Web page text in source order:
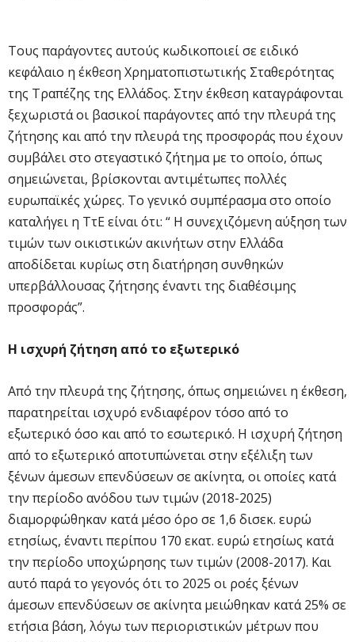
Τους παράγοντες αυτούς κωδικοποιεί σε ειδικό
κεφάλαιο η έκθεση Χρηματοπιστωτικής Σταθερότητας
της Τραπέζης της Ελλάδος. Στην έκθεση καταγράφονται
ξεχωριστά οι βασικοί παράγοντες από την πλευρά της
ζήτησης και από την πλευρά της προσφοράς που έχουν
συμβάλει στο στεγαστικό ζήτημα με το οποίο, όπως
σημειώνεται, βρίσκονται αντιμέτωπες πολλές
ευρωπαϊκές χώρες. Το γενικό συμπέρασμα στο οποίο
καταλήγει η ΤτΕ είναι ότι: “ Η συνεχιζόμενη αύξηση των
τιμών των οικιστικών ακινήτων στην Ελλάδα
αποδίδεται κυρίως στη διατήρηση συνθηκών
υπερβάλλουσας ζήτησης έναντι της διαθέσιμης
προσφοράς”.
Η ισχυρή ζήτηση από το εξωτερικό
Από την πλευρά της ζήτησης, όπως σημειώνει η έκθεση,
παρατηρείται ισχυρό ενδιαφέρον τόσο από το
εξωτερικό όσο και από το εσωτερικό. Η ισχυρή ζήτηση
από το εξωτερικό αποτυπώνεται στην εξέλιξη των
ξένων άμεσων επενδύσεων σε ακίνητα, οι οποίες κατά
την περίοδο ανόδου των τιμών (2018-2025)
διαμορφώθηκαν κατά μέσο όρο σε 1,6 δισεκ. ευρώ
ετησίως, έναντι περίπου 170 εκατ. ευρώ ετησίως κατά
την περίοδο υποχώρησης των τιμών (2008-2017). Και
αυτό παρά το γεγονός ότι το 2025 οι ροές ξένων
άμεσων επενδύσεων σε ακίνητα μειώθηκαν κατά 25% σε
ετήσια βάση, λόγω των περιοριστικών μέτρων που